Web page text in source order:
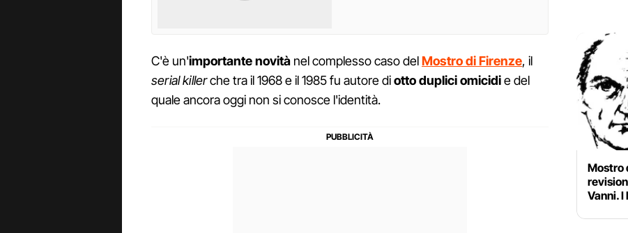
C'è un'importante novità nel complesso caso delMostro di Firenze, il
serial killerche tra il 1968 e il 1985 fu autore diotto duplici omicidie del
quale ancora oggi non si conosce l'identità.
Mostro
Vanni.